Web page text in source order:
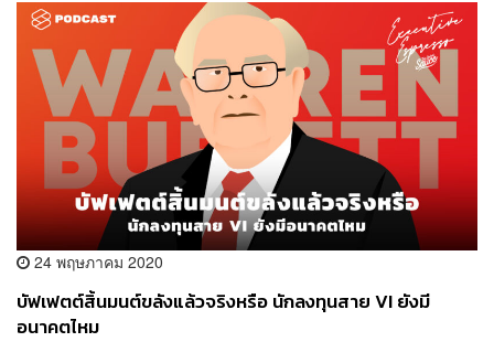
24 พฤษภาคม 2020
บัฟเฟตต์สิ้นมนต์ขลังแล้วจริงหรือ นักลงทุนสาย VI ยังมี
อนาคตไหม